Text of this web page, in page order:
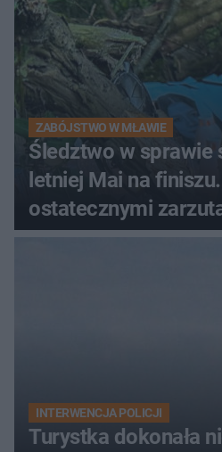
ZABÓJSTWO W MŁAWIE
Śledztwo w sprawie
letniej Mai na
ostatecznymi
INTERWENCJA POLICJI
Turystka dokonała